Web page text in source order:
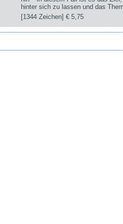
hinter sich zu lassen und das
[1344 Zeichen]€ 5,75